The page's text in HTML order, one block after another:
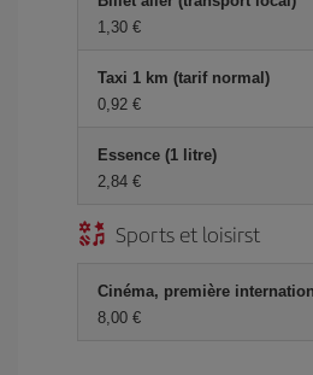
1,30 €
Taxi 1 km (tarif normal)
0,92 €
Essence (1 litre)
2,84 €
Sports et loisirst
Cinéma, première
8,00 €